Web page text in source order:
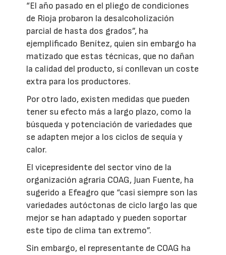
“El año pasado en el pliego de condiciones
de Rioja probaron la desalcoholización
parcial de hasta dos grados”, ha
ejemplificado Benítez, quien sin embargo ha
matizado que estas técnicas, que no dañan
la calidad del producto, sí conllevan un coste
extra para los productores.
Por otro lado, existen medidas que pueden
tener su efecto más a largo plazo, como la
búsqueda y potenciación de variedades que
se adapten mejor a los ciclos de sequía y
calor.
El vicepresidente del sector vino de la
organización agraria COAG, Juan Fuente, ha
sugerido a Efeagro que “casi siempre son las
variedades autóctonas de ciclo largo las que
mejor se han adaptado y pueden soportar
este tipo de clima tan extremo”.
Sin embargo, el representante de COAG ha